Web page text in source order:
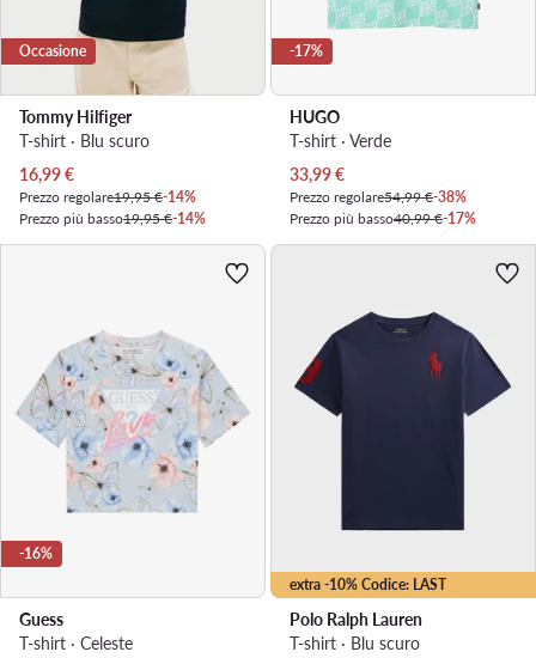
Occasione
Tommy Hilfiger
T-shirt · Blu scuro
Prezzo attuale
16,99€
Prezzo regolare19,95 €-14%
Prezzo più basso19,95 €-14%
-17%
HUGO
T-shirt · Verde
Prezzo attuale
33,99€
Prezzo regolare54,99 €-38%
Prezzo più basso40,99 €-17%
-16%
Guess
T-shirt · Celeste
extra -10% Codice: LAST
Polo Ralph Lauren
T-shirt · Blu scuro